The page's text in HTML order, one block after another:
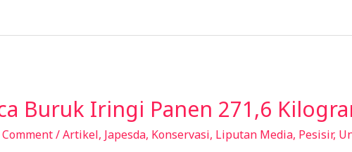
Buruk Iringi Panen 271,6
/Artikel, Japesda, Konservasi, Liputan Media, Pesisir,